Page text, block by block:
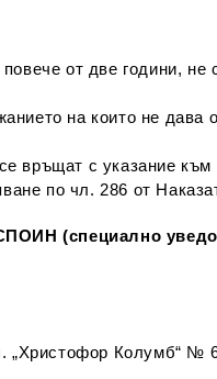
от две години, не
на които не дава
връщат с указание към
по чл. 286 от
(специално
Колумб“ №